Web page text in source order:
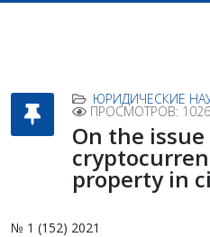
ЮРИДИЧЕСКИЕ
ПРОСМОТРОВ: 1026
On the
property in
№ 1 (152) 2021